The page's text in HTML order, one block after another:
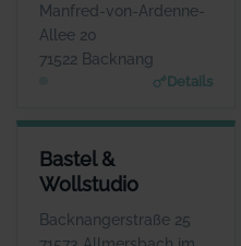
Manfred-von-Ardenne-
Allee 20
71522 Backnang
Details
www.mildenberger.eu
Bastel &
Wollstudio
Backnangerstraße 25
BASTEL & WOLLSTUDIO
ANSPRECHPARTNER
Frau Andrea Klink
WEBSITE
www.mein-wollstudio.d